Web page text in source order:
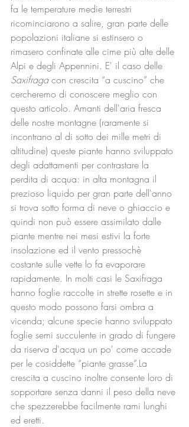
fa le temperature medie terrestri
ricominciarono a salire, gran parte delle
popolazioni italiane si estinsero o
rimasero confinate alle cime più alte delle
Alpi e degli Appennini. E' il caso delle
Saxifraga con crescita “a cuscino” che
cercheremo di conoscere meglio con
questo articolo. Amanti dell'aria fresca
delle nostre montagne (raramente si
incontrano al di sotto dei mille metri di
altitudine) queste piante hanno sviluppato
degli adattamenti per contrastare la
perdita di acqua: in alta montagna il
prezioso liquido per gran parte dell'anno
si trova sotto forma di neve o ghiaccio e
quindi non può essere assimilato dalle
piante mentre nei mesi estivi la forte
insolazione ed il vento pressochè
costante sulle vette lo fa evaporare
rapidamente. In molti casi le Saxifraga
hanno foglie raccolte in strette rosette e in
questo modo possono farsi ombra a
vicenda; alcune specie hanno sviluppato
foglie semi succulente in grado di fungere
da riserva d'acqua un po' come accade
per le cosiddette “piante grasse”.La
crescita a cuscino inoltre consente loro di
sopportare senza danni il peso della neve
che spezzerebbe facilmente rami lunghi
ed eretti.